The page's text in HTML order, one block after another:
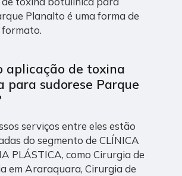
Planalto é uma forma de
aplicação de toxina
para sudorese Parque
serviços entre eles estão
do segmento de CLÍNICA
PLÁSTICA, como Cirurgia de
em Araraquara, Cirurgia de